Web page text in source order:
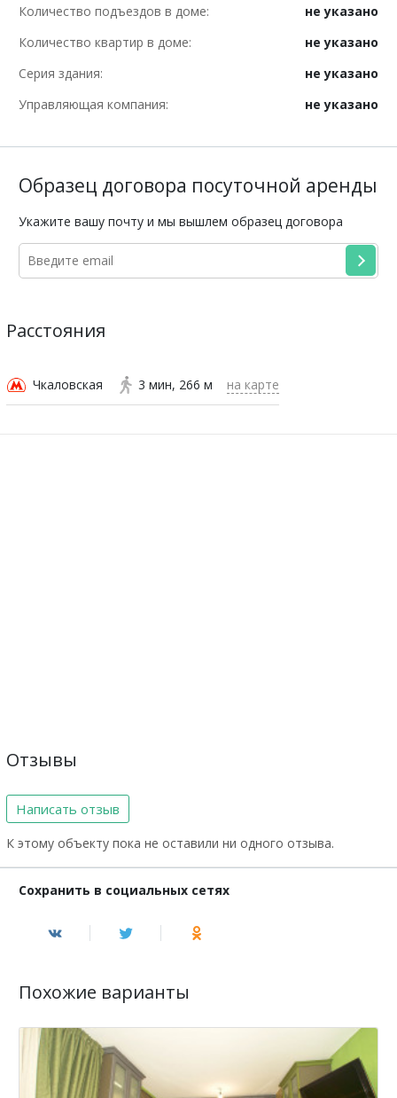
Количество подъездов в доме:
не указано
Количество квартир в доме:
не указано
Серия здания:
не указано
Управляющая компания:
не указано
Образец договора посуточной аренды
Укажите вашу почту и мы вышлем образец договора
Расстояния
Чкаловская 3 мин 266 м на карте
Отзывы
Написать отзыв
К этому объекту пока не оставили ни одного отзыва.
Сохранить в социальных сетях
Похожие варианты